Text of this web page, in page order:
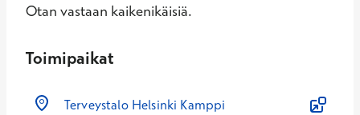
Otan vastaan kaikenikäisiä.
Toimipaikat
Terveystalo Helsinki Kamppi